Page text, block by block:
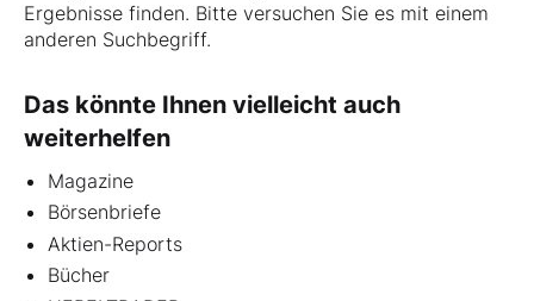
Ergebnisse finden. Bitte versuchen Sie es mit einem
anderen Suchbegriff.
Das könnte Ihnen vielleicht auch
weiterhelfen
Magazine
Börsenbriefe
Aktien-Reports
Bücher